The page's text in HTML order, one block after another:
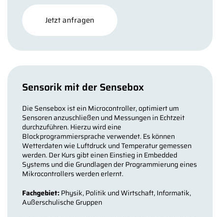
Jetzt anfragen
Sensorik mit der Sensebox
Die Sensebox ist ein Microcontroller, optimiert um
Sensoren anzuschließen und Messungen in Echtzeit
durchzuführen. Hierzu wird eine
Blockprogrammiersprache verwendet. Es können
Wetterdaten wie Luftdruck und Temperatur gemessen
werden. Der Kurs gibt einen Einstieg in Embedded
Systems und die Grundlagen der Programmierung eines
Mikrocontrollers werden erlernt.
Fachgebiet:Physik, Politik und Wirtschaft, Informatik,
Außerschulische Gruppen